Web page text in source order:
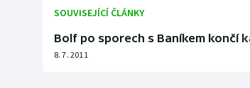
SOUVISEJÍCÍ ČLÁNKY
Bolf po sporech s Baníkem končí
8. 7. 2011